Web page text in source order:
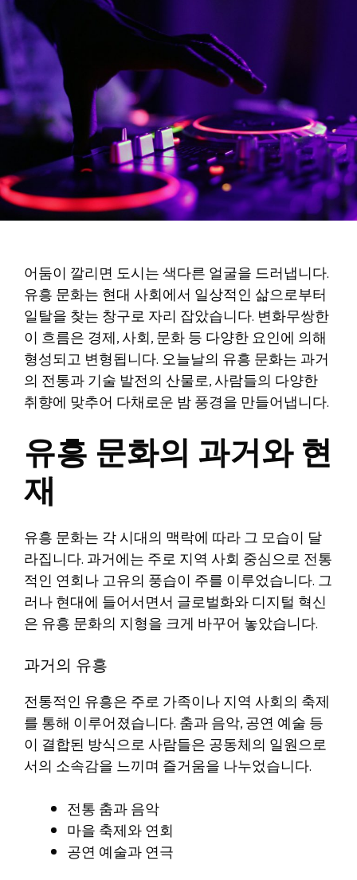
어둠이 깔리면 도시는 색다른 얼굴을 드러냅니다.
유흥 문화는 현대 사회에서 일상적인 삶으로부터
일탈을 찾는 창구로 자리 잡았습니다. 변화무쌍한
이 흐름은 경제, 사회, 문화 등 다양한 요인에 의해
형성되고 변형됩니다. 오늘날의 유흥 문화는 과거
의 전통과 기술 발전의 산물로, 사람들의 다양한
취향에 맞추어 다채로운 밤 풍경을 만들어냅니다.
유흥 문화의 과거와 현
재
유흥 문화는 각 시대의 맥락에 따라 그 모습이 달
라집니다. 과거에는 주로 지역 사회 중심으로 전통
적인 연회나 고유의 풍습이 주를 이루었습니다. 그
러나 현대에 들어서면서 글로벌화와 디지털 혁신
은 유흥 문화의 지형을 크게 바꾸어 놓았습니다.
과거의 유흥
전통적인 유흥은 주로 가족이나 지역 사회의 축제
를 통해 이루어졌습니다. 춤과 음악, 공연 예술 등
이 결합된 방식으로 사람들은 공동체의 일원으로
서의 소속감을 느끼며 즐거움을 나누었습니다.
전통 춤과 음악
마을 축제와 연회
공연 예술과 연극